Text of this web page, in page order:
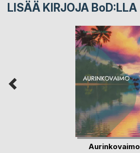
LISÄÄ KIRJOJA BoD:LLA
Aurinkovaimo